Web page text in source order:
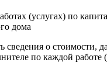
(услугах) по
дома
сведения о стоимости,
по каждой работе